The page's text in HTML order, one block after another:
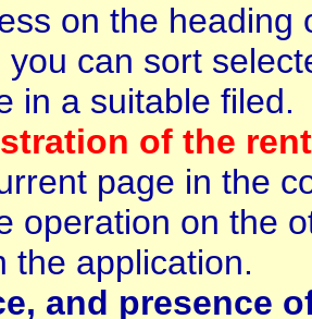
on the heading
you can sort
in a suitable filed.
of the
page in the
operation on the
the application.
and presence